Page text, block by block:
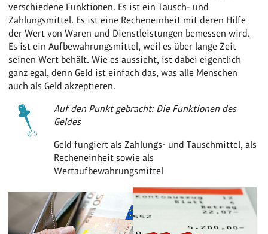
verschiedene Funktionen. Es ist ein Tausch- und
Zahlungsmittel. Es ist eine Recheneinheit mit deren Hilfe
der Wert von Waren und Dienstleistungen bemessen wird.
Es ist ein Aufbewahrungsmittel, weil es über lange Zeit
seinen Wert behält. Wie es aussieht, ist dabei eigentlich
ganz egal, denn Geld ist einfach das, was alle Menschen
auch als Geld akzeptieren.
Auf den Punkt gebracht: Die Funktionen des
Geldes
Geld fungiert als Zahlungs- und Tauschmittel, als
Recheneinheit sowie als
Wertaufbewahrungsmittel